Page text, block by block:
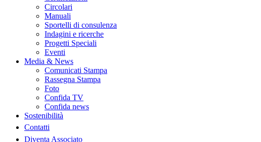
Circolari
Manuali
Sportelli di consulenza
Indagini e ricerche
Progetti Speciali
Eventi
Media & News
Comunicati Stampa
Rassegna Stampa
Foto
Confida TV
Confida news
Sostenibilità
Contatti
Diventa Associato